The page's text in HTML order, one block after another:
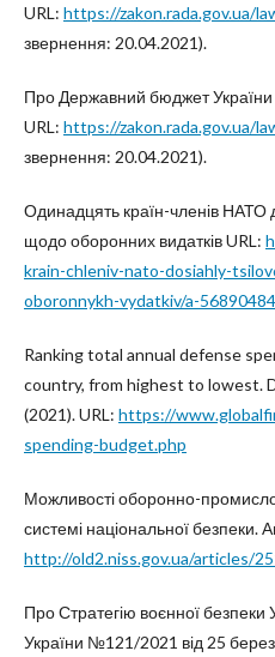
URL: https://zakon.rada.gov.ua/
звернення: 20.04.2021).
Про Державний бюджет України
URL: https://zakon.rada.gov.ua/
звернення: 20.04.2021).
Одинадцять країн-членів НАТО
щодо оборонних видатків URL:
krain-chleniv-nato-dosiahly-
oboronnykh-vydatkiv/a-56890484
Ranking total annual defense
country, from highest to lowest.
(2021). URL: https://
spending-budget.php
Можливості оборонно-
системі національної безпеки.
http://old2.niss.gov.ua/articles/
Про Стратегію воєнної безпеки
України №121/2021 від 25